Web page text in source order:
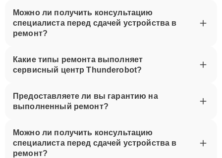
Можно ли получить консультацию
специалиста перед сдачей устройства в
ремонт?
Какие типы ремонта выполняет
сервисный центр Thunderobot?
Предоставляете ли вы гарантию на
выполненный ремонт?
Можно ли получить консультацию
специалиста перед сдачей устройства в
ремонт?